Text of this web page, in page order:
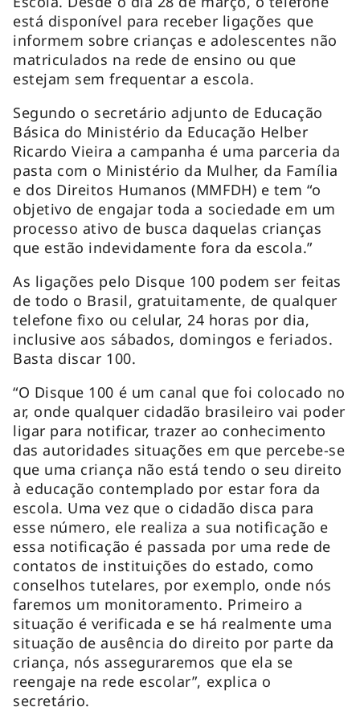
está disponível para receber ligações que
informem sobre crianças e adolescentes não
matriculados na rede de ensino ou que
estejam sem frequentar a escola.
Segundo o secretário adjunto de Educação
Básica do Ministério da Educação Helber
Ricardo Vieira a campanha é uma parceria da
pasta com o Ministério da Mulher, da Família
e dos Direitos Humanos (MMFDH) e tem “o
objetivo de engajar toda a sociedade em um
processo ativo de busca daquelas crianças
que estão indevidamente fora da escola.”
As ligações pelo Disque 100 podem ser feitas
de todo o Brasil, gratuitamente, de qualquer
telefone fixo ou celular, 24 horas por dia,
inclusive aos sábados, domingos e feriados.
Basta discar 100.
“O Disque 100 é um canal que foi colocado no
ar, onde qualquer cidadão brasileiro vai poder
ligar para notificar, trazer ao conhecimento
das autoridades situações em que percebe-se
que uma criança não está tendo o seu direito
à educação contemplado por estar fora da
escola. Uma vez que o cidadão disca para
esse número, ele realiza a sua notificação e
essa notificação é passada por uma rede de
contatos de instituições do estado, como
conselhos tutelares, por exemplo, onde nós
faremos um monitoramento. Primeiro a
situação é verificada e se há realmente uma
situação de ausência do direito por parte da
criança, nós asseguraremos que ela se
reengaje na rede escolar”, explica o
secretário.